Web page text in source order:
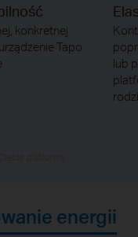
konkretnej
Tapo
lub
energii